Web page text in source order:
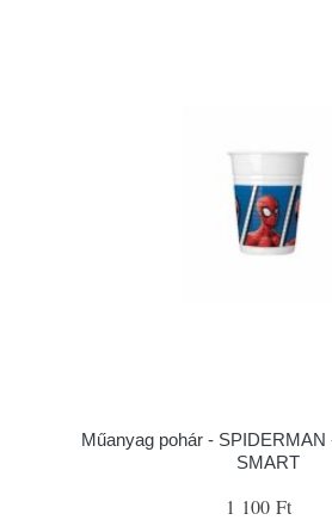
Műanyag pohár - SPIDERMAN
SMART
1 100 Ft